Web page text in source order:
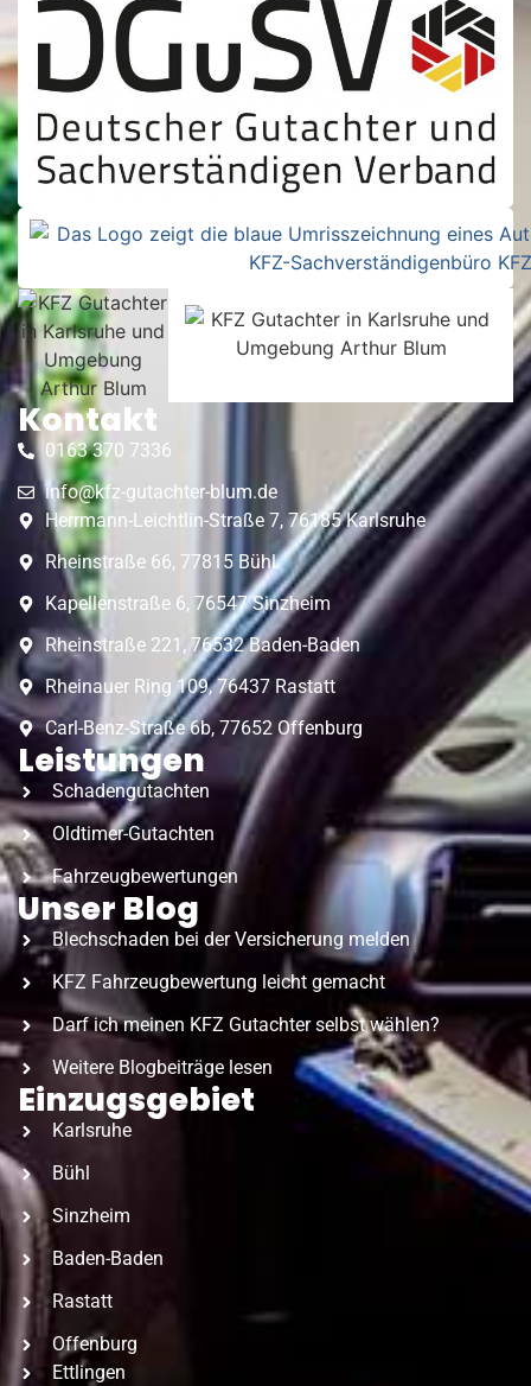
Kontakt
0163 370 7336
info@kfz-gutachter-blum.de
Herrmann-Leichtlin-Straße 7, 76185 Karlsruhe
Rheinstraße 66, 77815 Bühl
Kapellenstraße 6, 76547 Sinzheim
Rheinstraße 221, 76532 Baden-Baden
Rheinauer Ring 109, 76437 Rastatt
Carl-Benz-Straße 6b, 77652 Offenburg
Leistungen
Schadengutachten
Oldtimer-Gutachten
Fahrzeugbewertungen
Unser Blog
Blechschaden bei der Versicherung melden
KFZ Fahrzeugbewertung leicht gemacht
Darf ich meinen KFZ Gutachter selbst wählen?
Weitere Blogbeiträge lesen
Einzugsgebiet
Karlsruhe
Bühl
Sinzheim
Baden-Baden
Rastatt
Offenburg
Ettlingen